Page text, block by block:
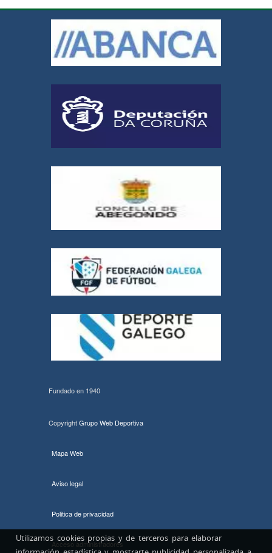
Fundado en 1940
CopyrightGrupo Web Deportiva
Mapa Web
Aviso legal
Politica de privacidad
Acceso administradores
Utilizamos cookies propias y de terceros para elaborar